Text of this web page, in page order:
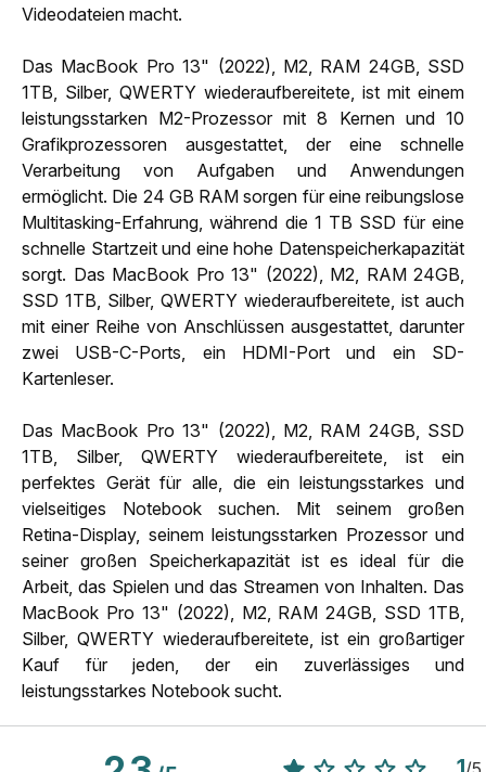
Videodateien macht.
Das MacBook Pro 13" (2022), M2, RAM 24GB, SSD
1TB, Silber, QWERTY wiederaufbereitete, ist mit einem
leistungsstarken M2-Prozessor mit 8 Kernen und 10
Grafikprozessoren ausgestattet, der eine schnelle
Verarbeitung von Aufgaben und Anwendungen
ermöglicht. Die 24 GB RAM sorgen für eine reibungslose
Multitasking-Erfahrung, während die 1 TB SSD für eine
schnelle Startzeit und eine hohe Datenspeicherkapazität
sorgt. Das MacBook Pro 13" (2022), M2, RAM 24GB,
SSD 1TB, Silber, QWERTY wiederaufbereitete, ist auch
mit einer Reihe von Anschlüssen ausgestattet, darunter
zwei USB-C-Ports, ein HDMI-Port und ein SD-
Kartenleser.
Das MacBook Pro 13" (2022), M2, RAM 24GB, SSD
1TB, Silber, QWERTY wiederaufbereitete, ist ein
perfektes Gerät für alle, die ein leistungsstarkes und
vielseitiges Notebook suchen. Mit seinem großen
Retina-Display, seinem leistungsstarken Prozessor und
seiner großen Speicherkapazität ist es ideal für die
Arbeit, das Spielen und das Streamen von Inhalten. Das
MacBook Pro 13" (2022), M2, RAM 24GB, SSD 1TB,
Silber, QWERTY wiederaufbereitete, ist ein großartiger
Kauf für jeden, der ein zuverlässiges und
leistungsstarkes Notebook sucht.